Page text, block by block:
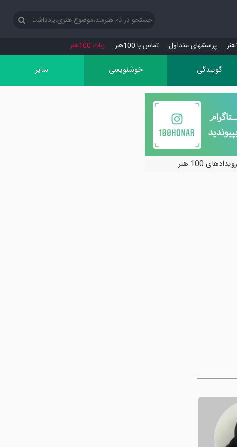
پرسش‏های متداول تماس با 100هنر ربات 100هنر
گویندگی خوشنویسی سایر
رویدادهای 100 هنر